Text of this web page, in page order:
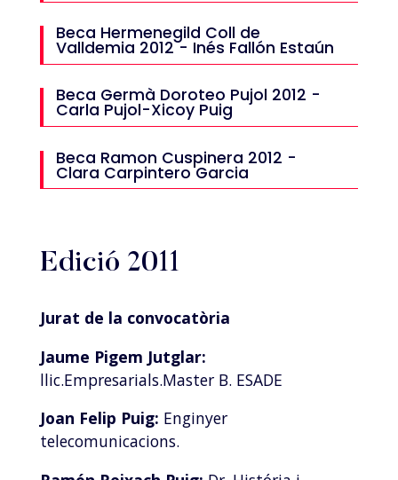
Beca Hermenegild Coll de
Valldemia 2012 - Inés Fallón Estaún
Beca Germà Doroteo Pujol 2012 -
Carla Pujol-Xicoy Puig
Beca Ramon Cuspinera 2012 -
Clara Carpintero Garcia
Edició 2011
Jurat de la convocatòria
Jaume Pigem Jutglar:
llic.Empresarials.Master B. ESADE
Joan Felip Puig: Enginyer
telecomunicacions.